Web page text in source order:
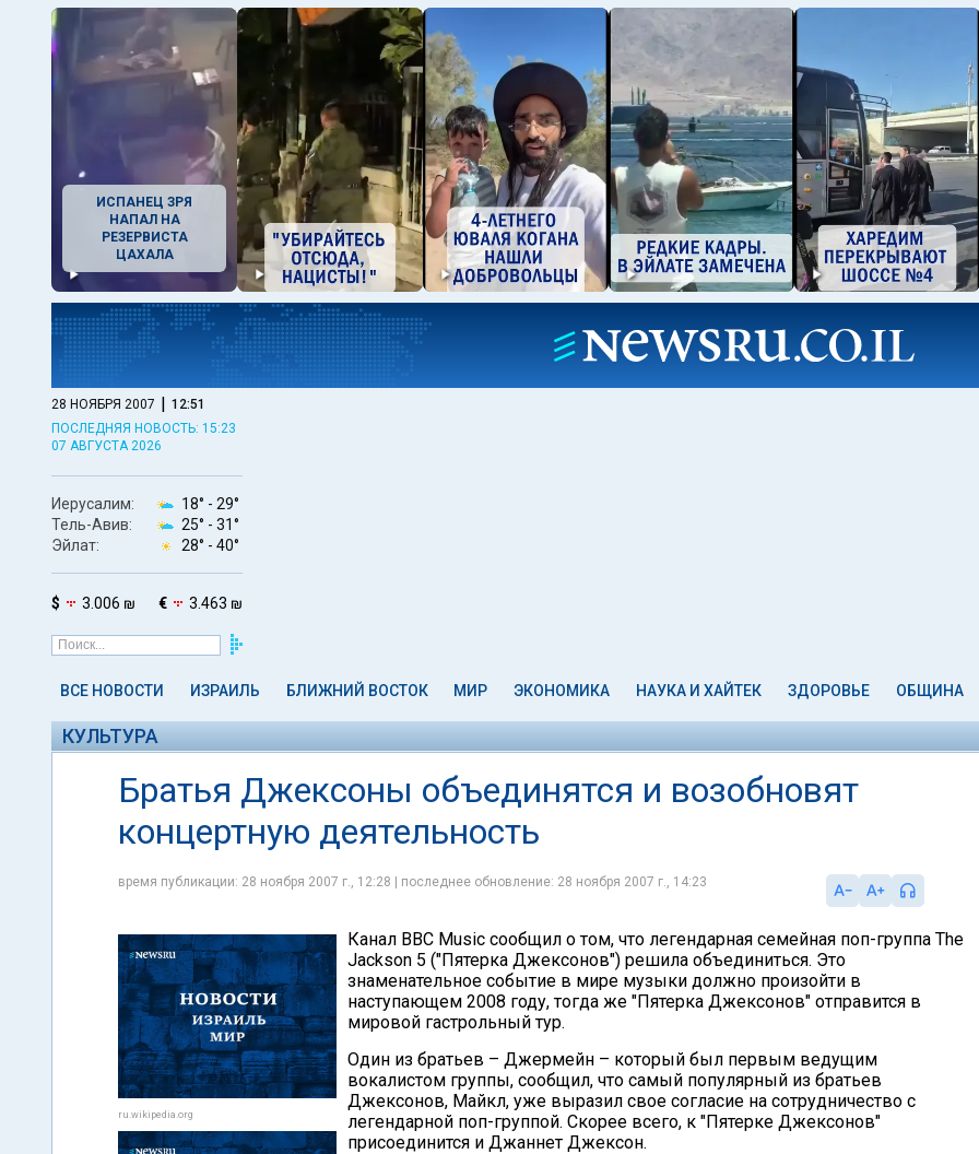
ИСПАНЕЦ ЗРЯ
НАПАЛ НА
РЕЗЕРВИСТА
ЦАХАЛА
28 НОЯБРЯ 2007 | 12:51
ПОСЛЕДНЯЯ НОВОСТЬ: 15:23
07 АВГУСТА 2026
Иерусалим: 18° - 29°
Тель-Авив:
25° - 31°
Эйлат:
28° - 40°
$ 3.006 ₪ € 3.463 ₪
ВСЕ НОВОСТИ ИЗРАИЛЬ БЛИЖНИЙ ВОСТОК МИР ЭКОНОМИКА НАУКА И ХАЙТЕК ЗДОРОВЬЕ ОБЩИНА
КУЛЬТУРА
Братья Джексоны объединятся и возобновят
концертную деятельность
время публикации: 28 ноября 2007 г., 12:28 | последнее обновление: 28 ноября 2007 г., 14:23
ru.wikipedia.org
Канал BBC Music сообщил о том, что легендарная семейная поп-группа The
Jackson 5 ("Пятерка Джексонов") решила объединиться. Это
знаменательное событие в мире музыки должно произойти в
наступающем 2008 году, тогда же "Пятерка Джексонов" отправится в
мировой гастрольный тур.
Один из братьев – Джермейн – который был первым ведущим
вокалистом группы, сообщил, что самый популярный из братьев
Джексонов, Майкл, уже выразил свое согласие на сотрудничество с
легендарной поп-группой. Скорее всего, к "Пятерке Джексонов"
присоединится и Джаннет Джексон.